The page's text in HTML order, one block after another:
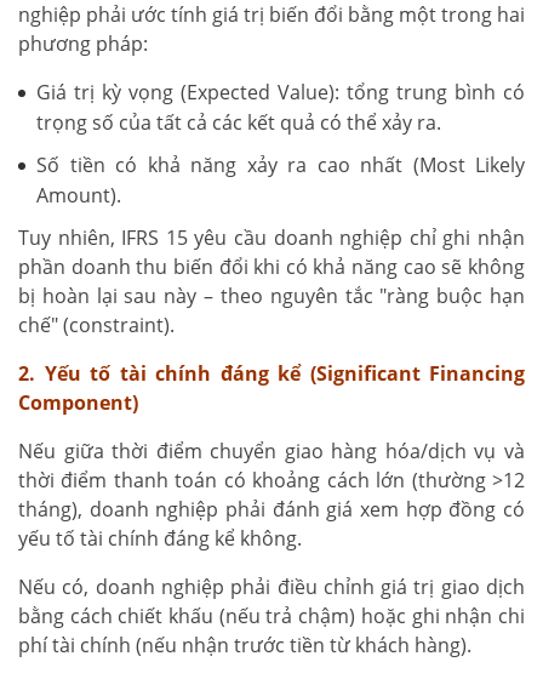
nghiệp phải ước tính giá trị biến đổi bằng một trong hai
phương pháp:
Giá trị kỳ vọng (Expected Value): tổng trung bình có
trọng số của tất cả các kết quả có thể xảy ra.
Số tiền có khả năng xảy ra cao nhất (Most Likely
Amount).
Tuy nhiên, IFRS 15 yêu cầu doanh nghiệp chỉ ghi nhận
phần doanh thu biến đổi khi có khả năng cao sẽ không
bị hoàn lại sau này – theo nguyên tắc "ràng buộc hạn
chế" (constraint).
2. Yếu tố tài chính đáng kể (Significant Financing
Component)
Nếu giữa thời điểm chuyển giao hàng hóa/dịch vụ và
thời điểm thanh toán có khoảng cách lớn (thường >12
tháng), doanh nghiệp phải đánh giá xem hợp đồng có
yếu tố tài chính đáng kể không.
Nếu có, doanh nghiệp phải điều chỉnh giá trị giao dịch
bằng cách chiết khấu (nếu trả chậm) hoặc ghi nhận chi
phí tài chính (nếu nhận trước tiền từ khách hàng).